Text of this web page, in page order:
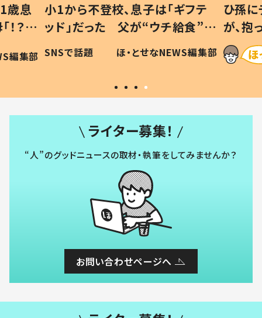
歳息
？」
編集部
小1から不登校、息子は「ギフテ
ッド」だった 父が“ウチ給食”を
作り続ける理由とは #令和の親
#令和の子
SNSで話題 ほ・とせなNEWS編集部
ひ孫
が、
「涙が
い」
ライター募集！
“人”のグッドニュースの取材・執筆をしてみませんか？
お問い合わせページへ